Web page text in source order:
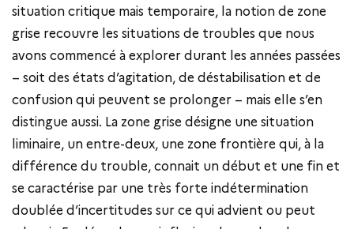
situation critique mais temporaire, la notion de zone
grise recouvre les situations de troubles que nous
avons commencé à explorer durant les années passées
– soit des états d’agitation, de déstabilisation et de
confusion qui peuvent se prolonger – mais elle s’en
distingue aussi. La zone grise désigne une situation
liminaire, un entre-deux, une zone frontière qui, à la
différence du trouble, connait un début et une fin et
se caractérise par une très forte indétermination
doublée d’incertitudes sur ce qui advient ou peut